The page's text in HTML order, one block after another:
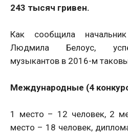
243 тысяч гривен.
Как сообщила
Людмила Белоус,
музыкантов в 2016-м
Международные (4
1 место – 12 человек, 2
место – 18 человек,